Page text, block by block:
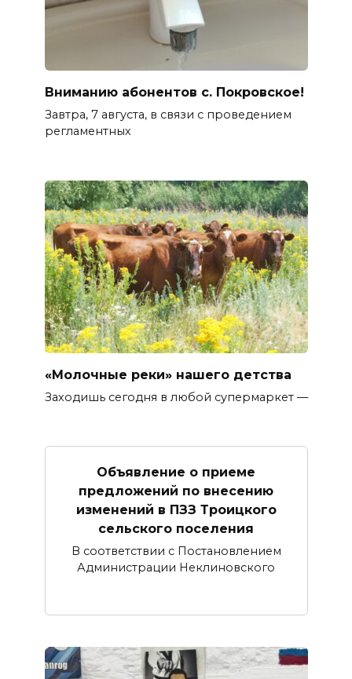
Вниманию абонентов с. Покровское!
Завтра, 7 августа, в связи с проведением
регламентных
«Молочные реки» нашего детства
Заходишь сегодня в любой супермаркет —
Объявление о приеме
предложений по внесению
изменений в ПЗЗ Троицкого
сельского поселения
В соответствии с Постановлением
Администрации Неклиновского